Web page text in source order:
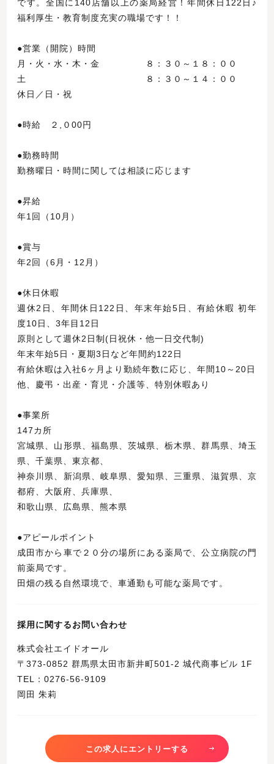
です。全国に140店舗以上の薬局経営！年間休日122日♪
福利厚生・教育制度充実の職場です！！
●営業（開院）時間
月・火・水・木・金 ８：３０～１８：００
土 ８：３０～１４：００
休日／日・祝
●時給 ２,０00円
●勤務時間
勤務曜日・時間に関しては相談に応じます
●昇給
年1回（10月）
●賞与
年2回（6月・12月）
●休日休暇
週休2日、年間休日122日、年末年始5日、有給休暇 初年
度10日、3年目12日
原則として週休2日制(日祝休・他一日交代制)
年末年始5日・夏期3日など年間約122日
有給休暇は入社6ヶ月より勤続年数に応じ、年間10～20日
他、慶弔・出産・育児・介護等、特別休暇あり
●事業所
147カ所
宮城県、山形県、福島県、茨城県、栃木県、群馬県、埼玉
県、千葉県、東京都、
神奈川県、新潟県、岐阜県、愛知県、三重県、滋賀県、京
都府、大阪府、兵庫県、
和歌山県、広島県、熊本県
●アピールポイント
成田市から車で２０分の場所にある薬局で、公立病院の門
前薬局です。
田畑の残る自然環境で、車通勤も可能な薬局です。
採用に関するお問い合わせ
株式会社エイドオール
〒373-0852 群馬県太田市新井町501-2 城代商事ビル 1F
TEL：0276-56-9109
岡田 朱莉
この求人にエントリーする